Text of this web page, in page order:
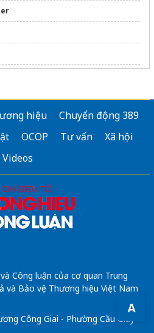
A
hiệu
Chuyển động 389
OCOP Tư vấn
Xã hội
Videos
Công luận của cơ quan Trung
và Bảo vệ Thương hiệu Việt Nam
Công Giai - Phường Cầu Giấy -